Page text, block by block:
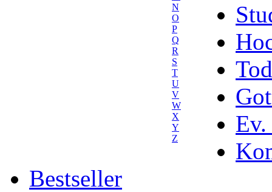
N
O
P
Q
R
S
T
U
V
W
X
Y
Z
Ev.
Bestseller